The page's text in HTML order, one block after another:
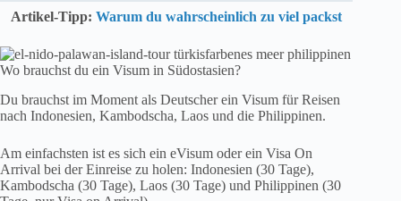
Artikel-Tipp:Warum du wahrscheinlich zu viel packst
Wo brauchst du ein Visum in Südostasien?
Du brauchst im Moment als Deutscher ein Visum für Reisen
nach Indonesien, Kambodscha, Laos und die Philippinen.
Am einfachsten ist es sich ein eVisum oder ein Visa On
Arrival bei der Einreise zu holen: Indonesien (30 Tage),
Kambodscha (30 Tage), Laos (30 Tage) und Philippinen (30